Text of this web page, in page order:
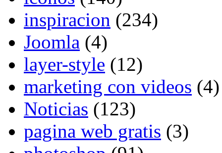
inspiracion (234)
Joomla (4)
layer-style (12)
marketing con videos (4)
Noticias (123)
pagina web gratis (3)